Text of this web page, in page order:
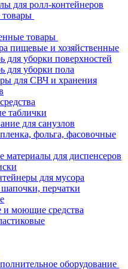
для ролл-контейнеров
товары
товары
пищевые и хозяйственные
для уборки поверхностей
для уборки пола
для СВЧ и хранения
таблички
для санузлов
фольга, фасовочные
материалы для диспенсеров
для мусора
перчатки
и моющие средства
оборудование